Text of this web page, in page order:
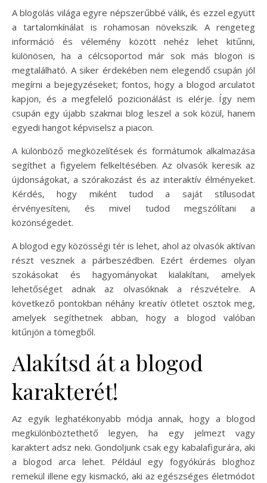
A blogolás világa egyre népszerűbbé válik, és ezzel együtt
a tartalomkínálat is rohamosan növekszik. A rengeteg
információ és vélemény között nehéz lehet kitűnni,
különösen, ha a célcsoportod már sok más blogon is
megtalálható. A siker érdekében nem elegendő csupán jól
megírni a bejegyzéseket; fontos, hogy a blogod arculatot
kapjon, és a megfelelő pozicionálást is elérje. Így nem
csupán egy újabb szakmai blog leszel a sok közül, hanem
egyedi hangot képviselsz a piacon.
A különböző megközelítések és formátumok alkalmazása
segíthet a figyelem felkeltésében. Az olvasók keresik az
újdonságokat, a szórakozást és az interaktív élményeket.
Kérdés, hogy miként tudod a saját stílusodat
érvényesíteni, és mivel tudod megszólítani a
közönségedet.
A blogod egy közösségi tér is lehet, ahol az olvasók aktívan
részt vesznek a párbeszédben. Ezért érdemes olyan
szokásokat és hagyományokat kialakítani, amelyek
lehetőséget adnak az olvasóknak a részvételre. A
következő pontokban néhány kreatív ötletet osztok meg,
amelyek segíthetnek abban, hogy a blogod valóban
kitűnjön a tömegből.
Alakítsd át a blogod
karakterét!
Az egyik leghatékonyabb módja annak, hogy a blogod
megkülönböztethető legyen, ha egy jelmezt vagy
karaktert adsz neki. Gondoljunk csak egy kabalafigurára, aki
a blogod arca lehet. Például egy fogyókúrás bloghoz
remekül illene egy kismackó, aki az egészséges életmódot